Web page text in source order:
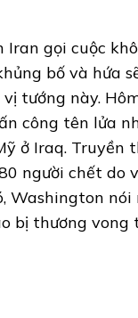
Iran gọi cuộc
bố và hứa
tướng này.
công tên lửa
ở Iraq. Truyền
người chết do
Washington nói
bị thương vong